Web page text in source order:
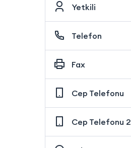
Yetkili
Telefon
Fax
Cep Telefonu
Cep Telefonu 2